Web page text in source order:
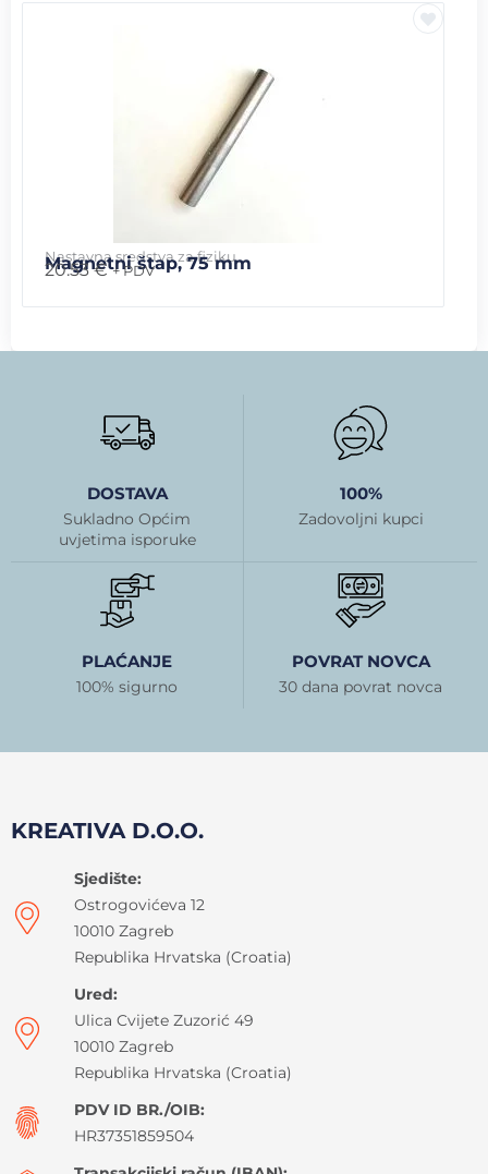
Nastavna sredstva za fiziku
Magnetni štap, 75 mm
20.53€ + PDV
DOSTAVA
Sukladno Općim
uvjetima isporuke
100%
Zadovoljni kupci
PLAĆANJE
100% sigurno
POVRAT NOVCA
30 dana povrat novca
KREATIVA D.O.O.
Sjedište:
Ostrogovićeva 12
10010 Zagreb
Republika Hrvatska (Croatia)
Ured:
Ulica Cvijete Zuzorić 49
10010 Zagreb
Republika Hrvatska (Croatia)
PDV ID BR./OIB:
HR37351859504